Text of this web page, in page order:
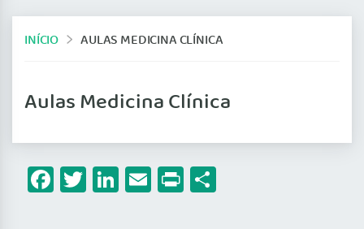
INÍCIO AULAS MEDICINA CLÍNICA
Aulas Medicina Clínica
Facebook
Twitter
LinkedIn
Email
Print